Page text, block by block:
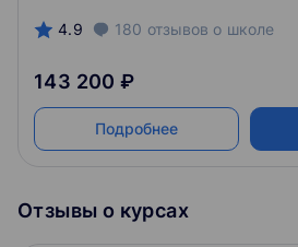
4.9 180 отзывов о школе
143 200 ₽
Подробнее
Отзывы о курсах